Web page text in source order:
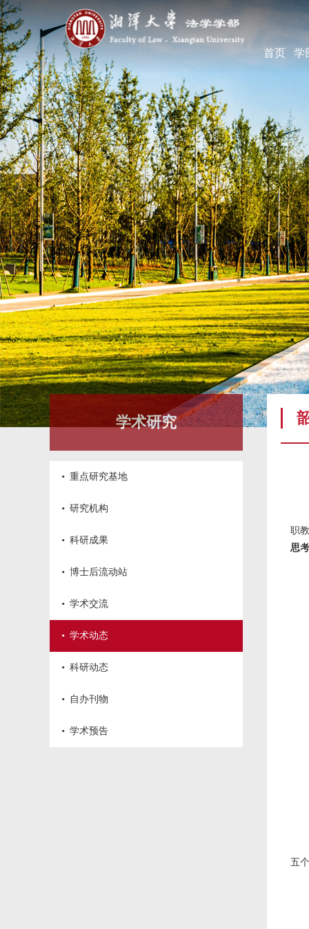
首页 学
学
学术研究
· 重点研究基地
· 研究机构
· 科研成果
· 博士后流动站
· 学术交流
· 学术动态
· 科研动态
· 自办刊物
· 学术预告
职
思
五